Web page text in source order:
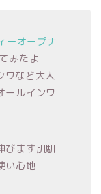
ーオープナ
みたよ
など大人
ールインワ
びます肌馴
い心地